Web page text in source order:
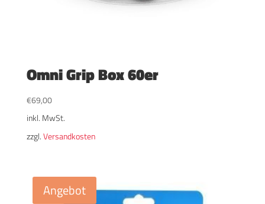
Omni Grip Box 60er
€69,00
inkl. MwSt.
zzgl.Versandkosten
Angebot